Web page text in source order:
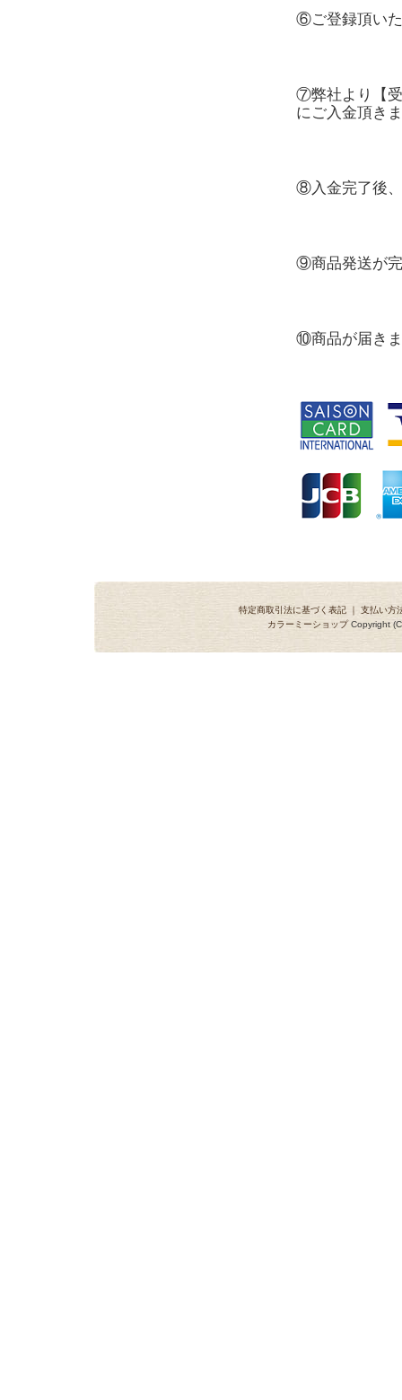
⑥ご登録頂い
⑦弊社より【
にご入金頂き
⑧入金完了後
⑨商品発送が
⑩商品が届き
特定商取引法に基づく表記 ｜ 支払い方
カラーミーショップCopyright